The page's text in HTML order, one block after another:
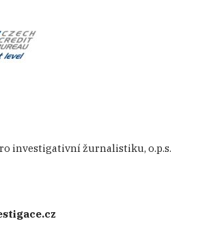
investigativní žurnalistiku, o.p.s.